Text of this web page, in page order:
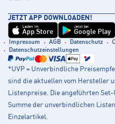
JETZT APP DOWNLOADEN!
Laden im
App Store
Jetzt bei
Google Play
Impressum AGB Datenschutz
Datenschutzeinstellungen
*UVP = Unverbindliche
sind die aktuellen vom Hersteller
Listenpreise. Die angeführten
Summe der unverbindlichen
Einzelartikel.